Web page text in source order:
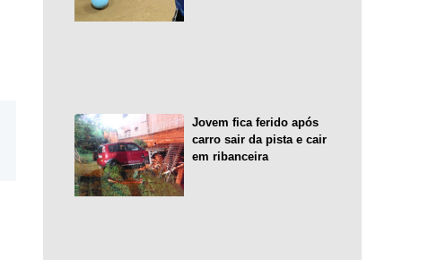
Jovem fica ferido após
carro sair da pista e cair
em ribanceira